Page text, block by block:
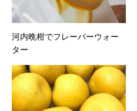
河内晩柑でフレーバーウォー
ター